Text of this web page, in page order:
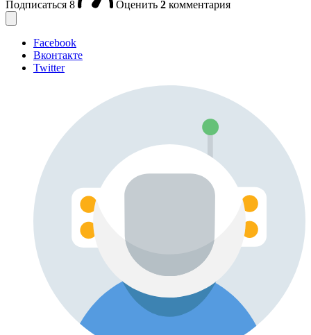
Подписаться 8 Оценить 2 комментария
Facebook
Вконтакте
Twitter